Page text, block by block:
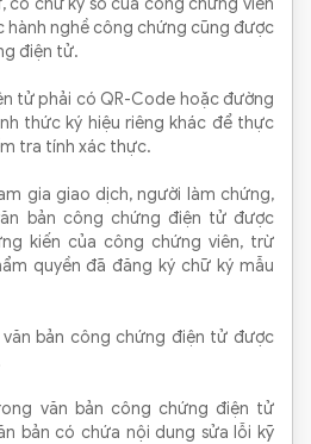
có chữ ký số của công chứng viên
hành nghề công chứng cũng được
điện tử.
tử phải có QR-Code hoặc đường
thức ký hiệu riêng khác để thực
tra tính xác thực.
gia giao dịch, người làm chứng,
bản công chứng điện tử được
kiến của công chứng viên, trừ
quyền đã đăng ký chữ ký mẫu
bản công chứng điện tử được
văn bản công chứng điện tử
bản có chứa nội dung sửa lỗi kỹ